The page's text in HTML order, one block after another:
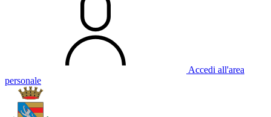
Accedi all'area
personale